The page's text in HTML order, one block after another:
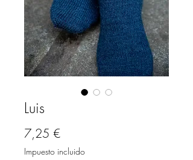
Luis
7,25 €Precio
Impuesto incluido